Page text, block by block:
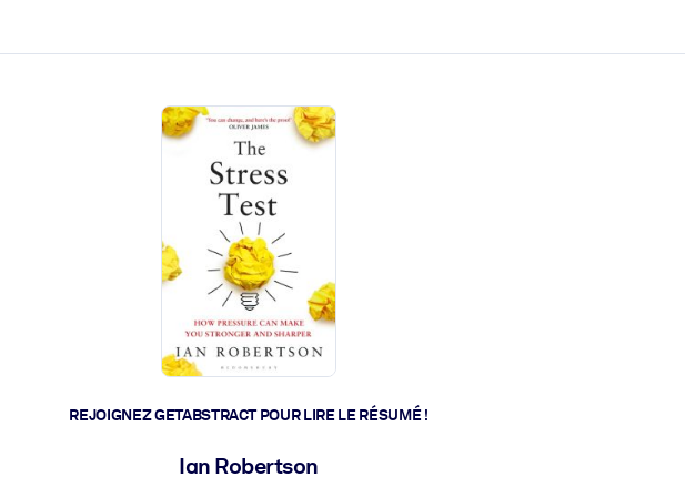
REJOIGNEZ GETABSTRACT POUR LIRE LE RÉSUMÉ !
Ian Robertson